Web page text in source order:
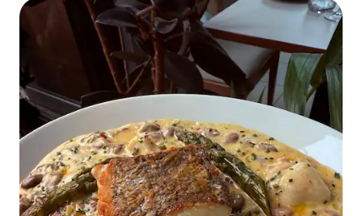
tevreden glimlachen